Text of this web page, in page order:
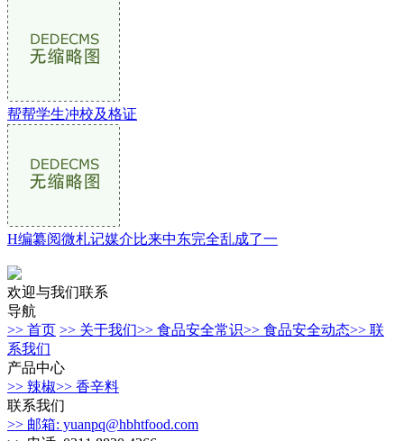
帮帮学生冲校及格证
H编纂阅微札记媒介比来中东完全乱成了一
欢迎与我们联系
导航
>> 首页 >> 关于我们>> 食品安全常识>> 食品安全动态>> 联
系我们
产品中心
>> 辣椒>> 香辛料
联系我们
>> 邮箱: yuanpq@hbhtfood.com